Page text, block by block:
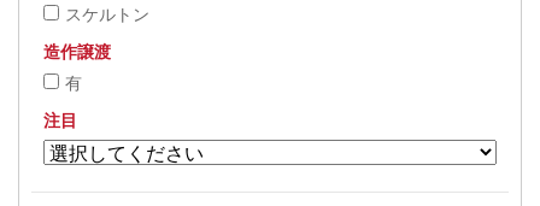
スケルトン
造作譲渡
有
注目